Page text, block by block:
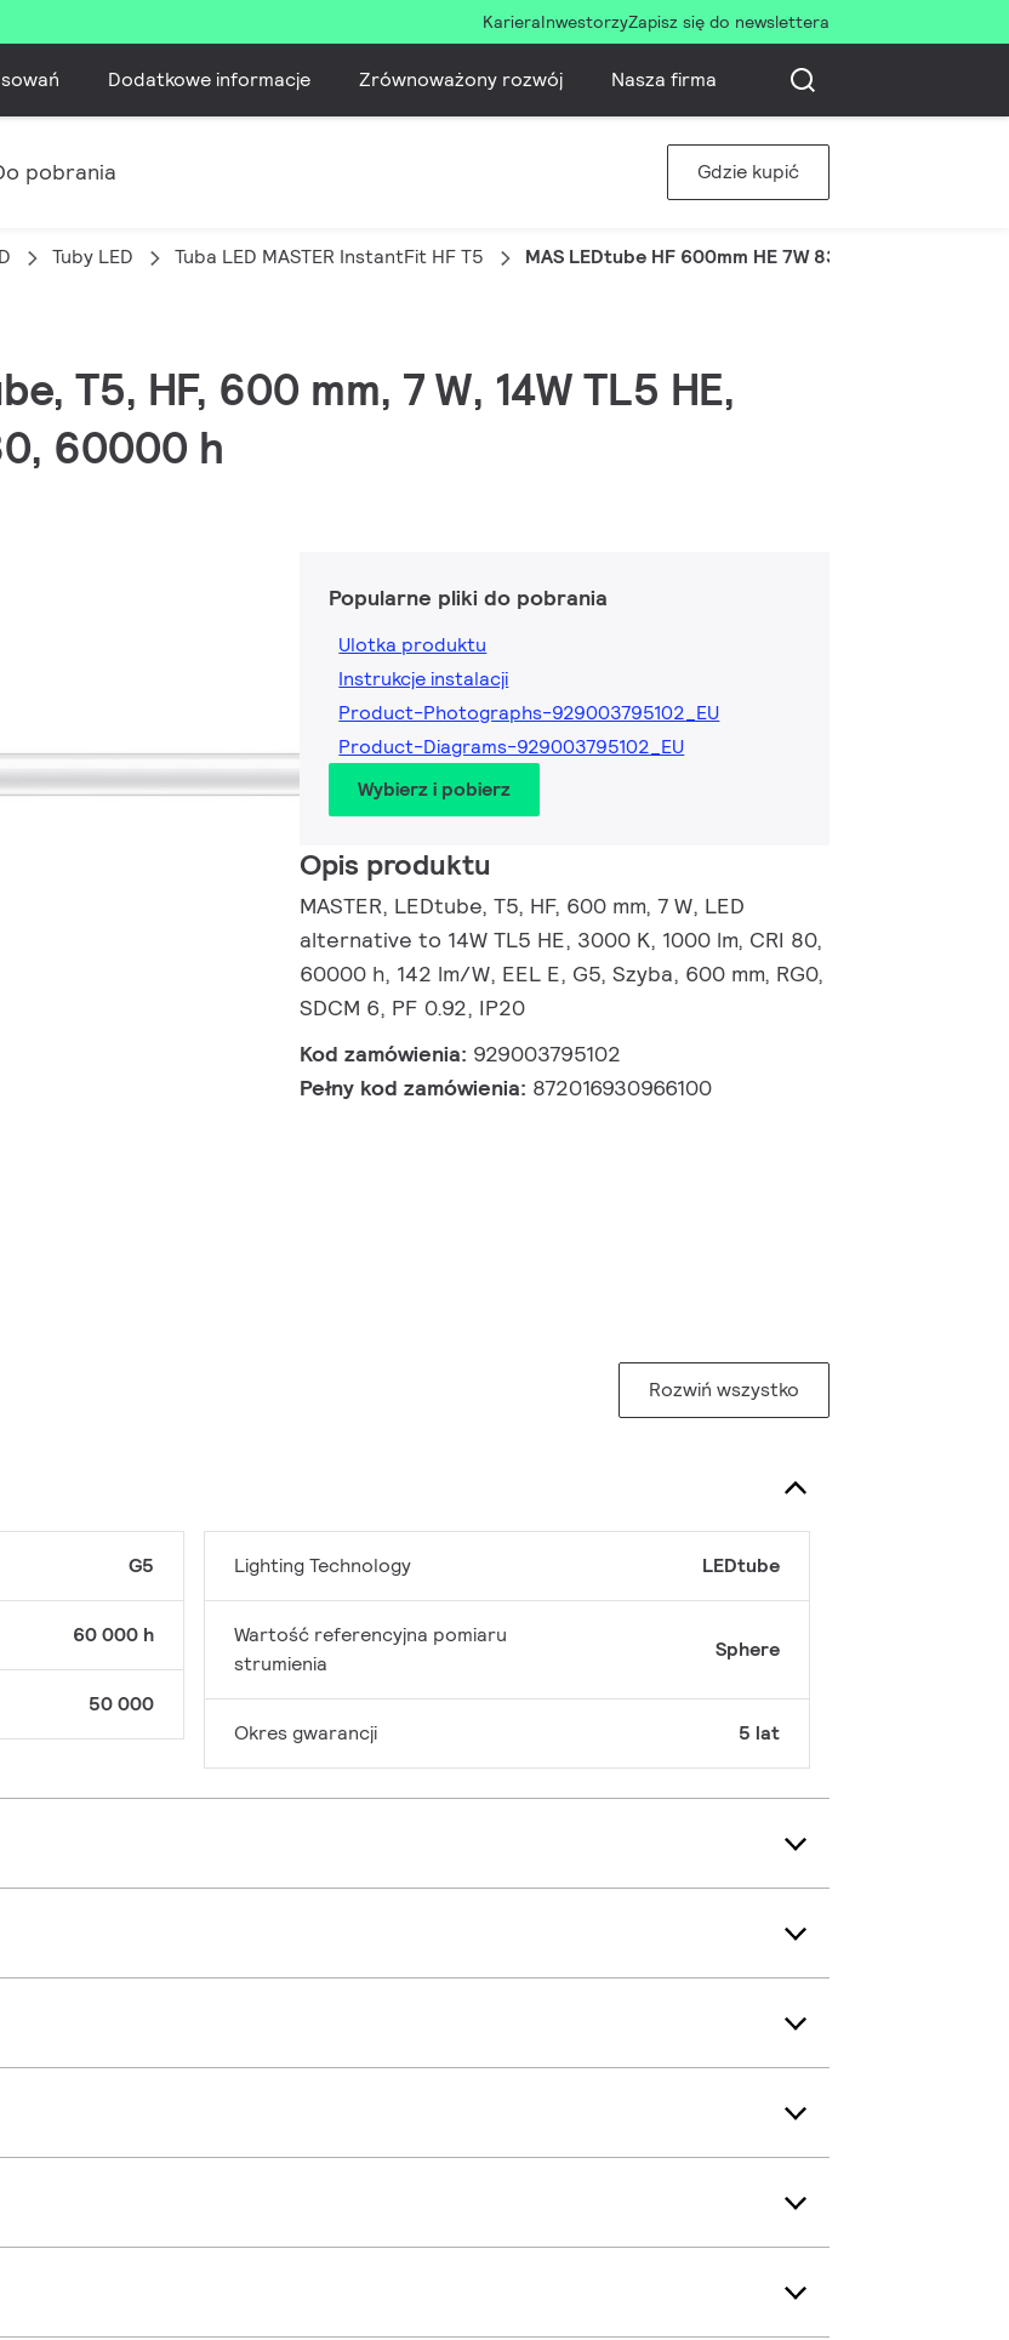
KarieraInwestorzyZapisz się do newslettera
Dodatkowe informacje Zrównoważony rozwój Nasza firma
pobrania Gdzie kupić
Tuby LED Tuba LED MASTER InstantFit HF T5 MAS LEDtube HF 600mm HE 7W 830 T5
T5, HF, 600 mm, 7 W, 14W TL5 HE,
60000 h
Popularne pliki do pobrania
Ulotka produktu
Instrukcje instalacji
Product-Photographs-929003795102_EU
Product-Diagrams-929003795102_EU
Wybierz i pobierz
Opis produktu
MASTER, LEDtube, T5, HF, 600 mm, 7 W, LED
alternative to 14W TL5 HE, 3000 K, 1000 lm, CRI 80,
60000 h, 142 lm/W, EEL E, G5, Szyba, 600 mm, RG0,
SDCM 6, PF 0.92, IP20
Kod zamówienia: 929003795102
Pełny kod zamówienia: 872016930966100
Rozwiń wszystko
G5
60 000 h
50 000
Lighting Technology LEDtube
Wartość referencyjna pomiaru
strumienia
Sphere
Okres gwarancji 5 lat